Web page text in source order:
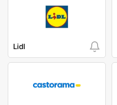
Lidl